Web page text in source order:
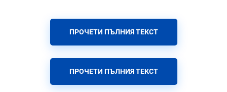
Основана в Обединеното кралство, R&G Racing се налага като
иноватор чрез постоянно тестване на продуктите си в
минимизират щетите при падане и запазват структурната
цялост на машината. Дизайнът на R&G е едновременно
функционален и естетичен, следвайки прецизно линиите на
ПРОЧЕТИ ПЪЛНИЯ ТЕКСТ
ПРОЧЕТИ ПЪЛНИЯ ТЕКСТ